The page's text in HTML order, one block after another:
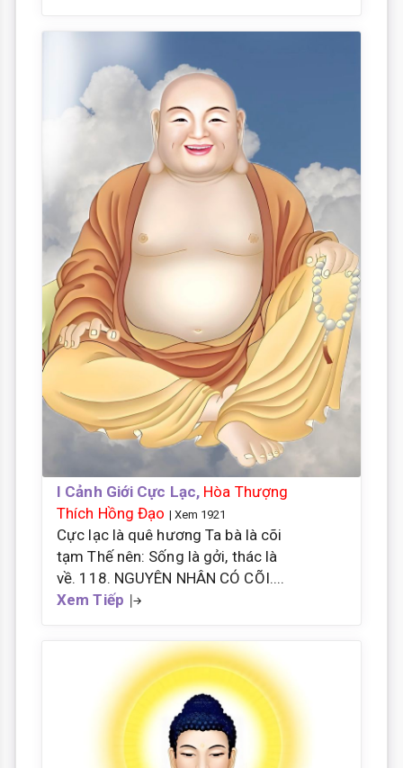
I Cảnh Giới Cực Lạc, Hòa Thượng
Thích Hồng Đạo | Xem 1921
Cực lạc là quê hương Ta bà là cõi
tạm Thế nên: Sống là gởi, thác là
về. 118. NGUYÊN NHÂN CÓ CÕI....
Xem Tiếp